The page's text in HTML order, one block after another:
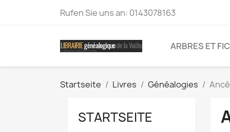
Rufen Sie uns an: 0143078163
ARBRES ET
Startseite Livres Généalogies
STARTSEITE